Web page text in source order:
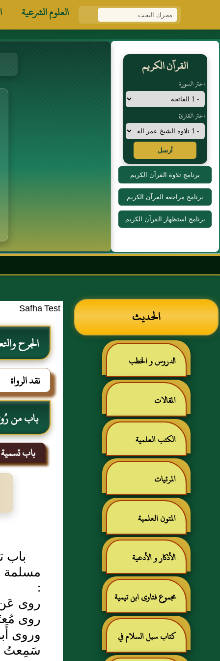
العلوم الشرعية
القرآن الكريم
اختر السورة
اختر القارئ
أرسل
برنامج تلاوة القرآن الكريم
برنامج مراجعة القرآن الكريم
برنامج استظهار القرآن الكريم
بسم الله
الحديث
الدروس و الخطب
المقالات
الكتب العلمية
المرئيات
المتون العلمية
الأذكار و الأدعية
مجموع فتاوى ابن تيمية
كتاب سبل السلام في
Safha Test
الجرح
نقد الرواة
باب من
باب
باب
مسلمة
:
روى عَن
روى
وروى
سَمِعتُ